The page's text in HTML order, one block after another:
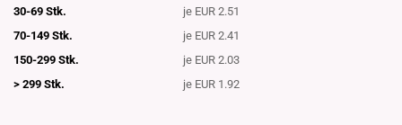
30-69 Stk.
je EUR 2.51
70-149 Stk.
je EUR 2.41
150-299 Stk.
je EUR 2.03
> 299 Stk.
je EUR 1.92